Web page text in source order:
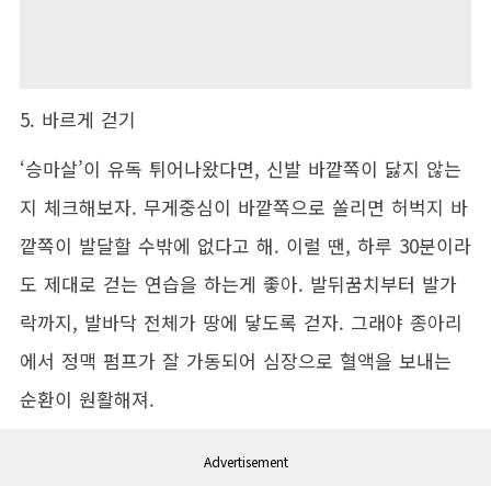
5. 바르게 걷기
‘승마살’이 유독 튀어나왔다면, 신발 바깥쪽이 닳지 않는
지 체크해보자. 무게중심이 바깥쪽으로 쏠리면 허벅지 바
깥쪽이 발달할 수밖에 없다고 해. 이럴 땐, 하루 30분이라
도 제대로 걷는 연습을 하는게 좋아. 발뒤꿈치부터 발가
락까지, 발바닥 전체가 땅에 닿도록 걷자. 그래야 종아리
에서 정맥 펌프가 잘 가동되어 심장으로 혈액을 보내는
순환이 원활해져.
Advertisement